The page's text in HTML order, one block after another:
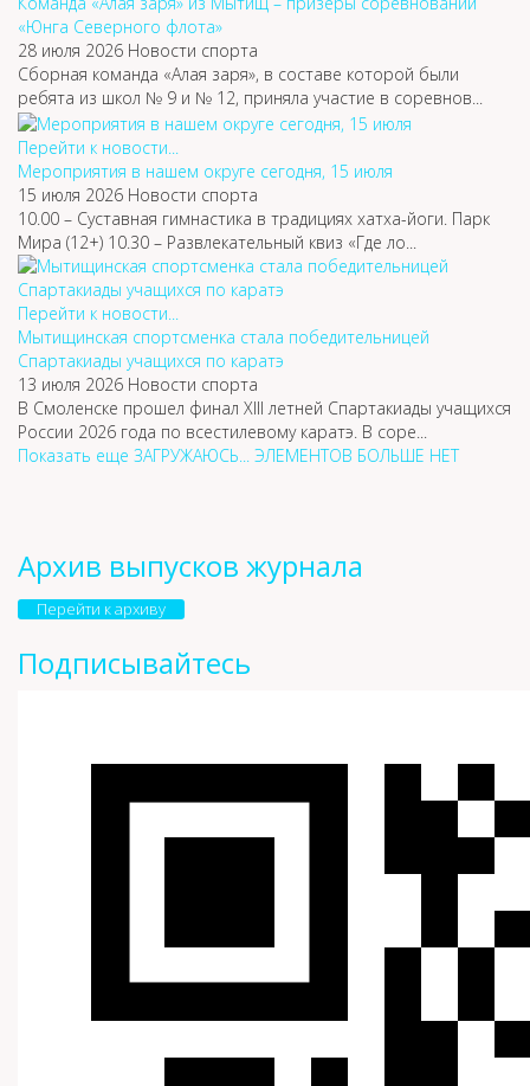
«Юнга Северного флота»
28 июля 2026 Новости спорта
Сборная команда «Алая заря», в составе которой были
ребята из школ № 9 и № 12, приняла участие в соревнов...
Перейти к новости...
Мероприятия в нашем округе сегодня, 15 июля
15 июля 2026 Новости спорта
10.00 – Суставная гимнастика в традициях хатха-йоги. Парк
Мира (12+) 10.30 – Развлекательный квиз «Где ло...
Перейти к новости...
Мытищинская спортсменка стала победительницей
Спартакиады учащихся по каратэ
13 июля 2026 Новости спорта
В Смоленске прошел финал XIII летней Спартакиады учащихся
России 2026 года по всестилевому каратэ. В соре...
Показать еще ЗАГРУЖАЮСЬ... ЭЛЕМЕНТОВ БОЛЬШЕ НЕТ
Архив выпусков журнала
Перейти к архиву
Подписывайтесь